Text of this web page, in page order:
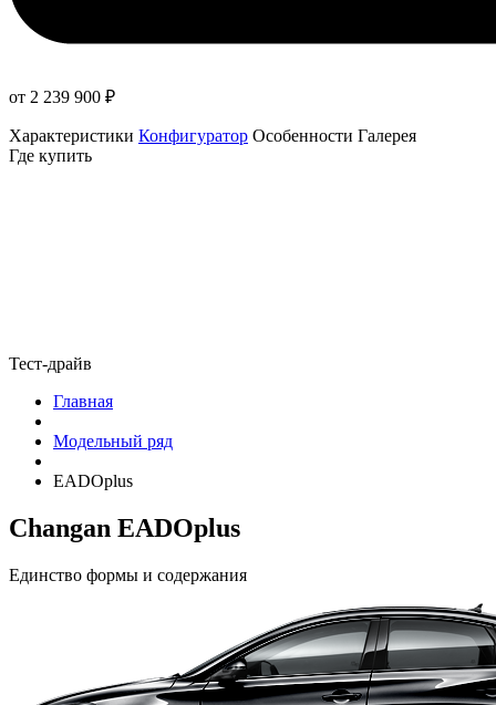
от 2 239 900 ₽
Характеристики Конфигуратор Особенности Галерея
Где купить
Тест-драйв
Главная
Модельный ряд
EADOplus
Changan EADOplus
Единство формы и содержания